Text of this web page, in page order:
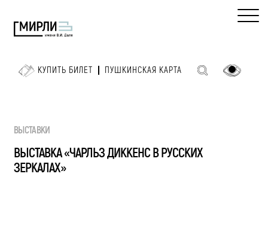
КУПИТЬ БИЛЕТ ПУШКИНСКАЯ КАРТА
ВЫСТАВКИ
ВЫСТАВКА «ЧАРЛЬЗ ДИККЕНС В РУССКИХ
ЗЕРКАЛАХ»